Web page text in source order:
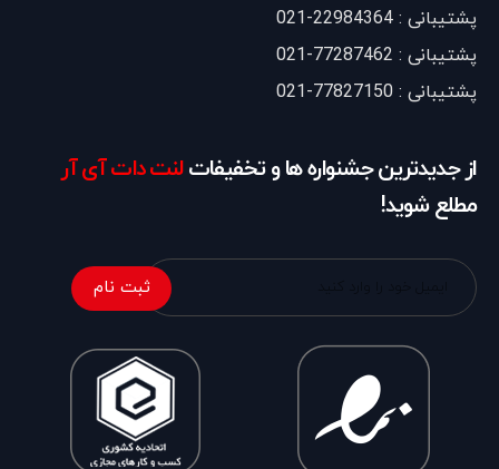
پشتیبانی : 22984364-021
پشتیبانی : 77287462-021
پشتیبانی : 77827150-021
از جدیدترین جشنواره ها و تخفیفاتلنت دات آی آر
مطلع شوید!
ثبت نام